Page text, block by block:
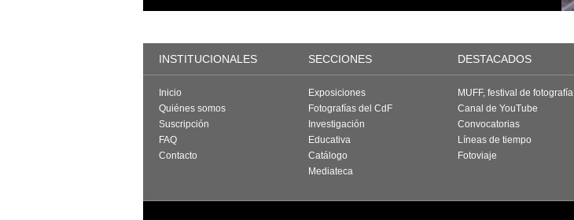
INSTITUCIONALES SECCIONES DESTACADOS
Inicio
Quiénes somos
Suscripción
FAQ
Contacto
Exposiciones
Fotografías del CdF
Investigación
Educativa
Catálogo
Mediateca
MUFF, festival de fotografía
Canal de YouTube
Convocatorias
Líneas de tiempo
Fotoviaje